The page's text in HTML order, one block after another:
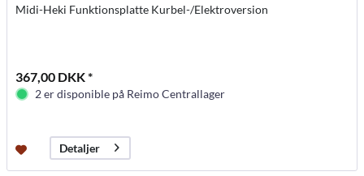
Midi-Heki Funktionsplatte Kurbel-/Elektroversion
367,00 DKK *
2 er disponible på Reimo Centrallager
Detaljer